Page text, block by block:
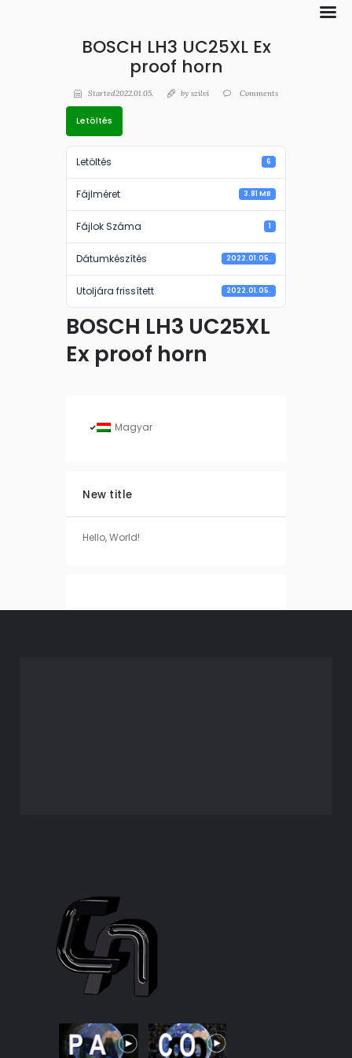
BOSCH LH3 UC25XL Ex
proof horn
Started2022.01.05. byszilvi Comments
Letöltés
Letöltés 6
Fájlméret 3.81 MB
Fájlok Száma 1
Dátumkészítés 2022.01.05.
Utoljára frissített 2022.01.05.
BOSCH LH3 UC25XL
Ex proof horn
Magyar
New title
Hello, World!